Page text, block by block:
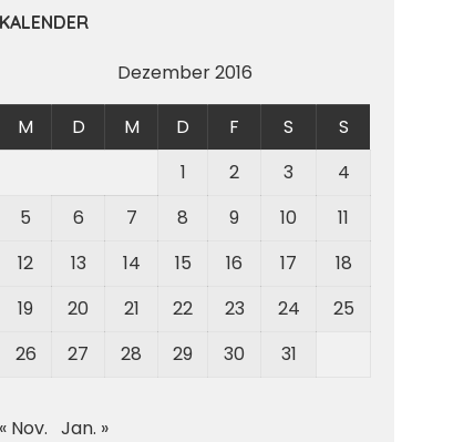
KALENDER
Dezember 2016
M D M D F S
S
1
2 3
4
5
6 7 8 9 10
11
12
13 14 15 16 17
18
19
20 21 22 23 24
25
26
27 28 29 30 31
« Nov. Jan. »